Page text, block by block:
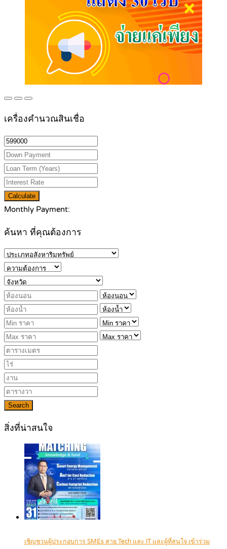
เครื่องคำนวณสินเชื่อ
Calculate
Monthly Payment:
ค้นหา ที่คุณต้องการ
Search
สิ่งที่น่าสนใจ
เชิญชวนผู้ประกอบการ SMEs สาย Tech และ IT และผู้ที่สนใจ เข้าร่วม